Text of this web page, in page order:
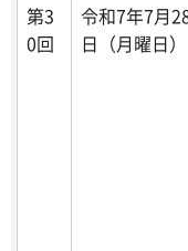
第3
0回
令和7年7月
日（月曜日）